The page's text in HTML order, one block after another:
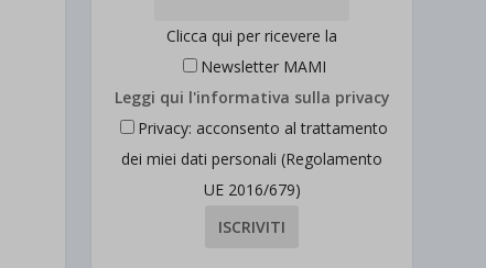
Clicca qui per ricevere la
Newsletter MAMI
Leggi qui l'informativa sulla privacy
Privacy: acconsento al trattamento
dei miei dati personali (Regolamento
UE 2016/679)